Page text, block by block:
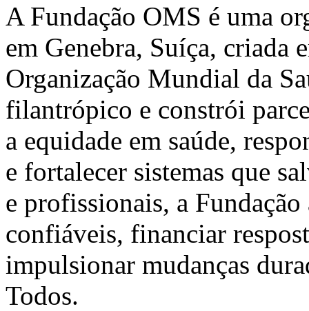
A Fundação OMS é uma
em Genebra, Suíça, criada
Organização Mundial da
filantrópico e constrói
a equidade em saúde,
e fortalecer sistemas que
e profissionais, a
confiáveis, financiar
impulsionar mudanças
Todos.